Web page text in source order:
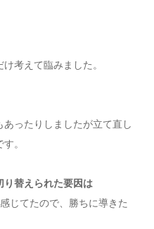
考えて臨みました。
ったりしましたが立て直し
。
替えられた要因は
じてたので、勝ちに導きた